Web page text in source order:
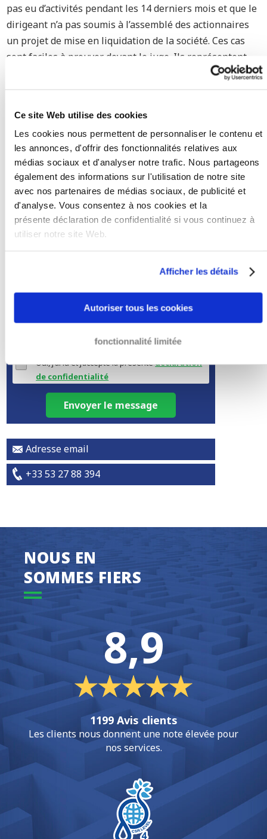
Ce site Web utilise des cookies
Les cookies nous permettent de personnaliser le contenu et
les annonces, d'offrir des fonctionnalités relatives aux
médias sociaux et d'analyser notre trafic. Nous partageons
également des informations sur l'utilisation de notre site
avec nos partenaires de médias sociaux, de publicité et
d'analyse. Vous consentez à nos cookies et la
présente déclaration de confidentialité si vous continuez à
utiliser notre site Web.
Afficher les détails
Autoriser tous les cookies
fonctionnalité limitée
pas eu d’activités pendant les 14 derniers mois et que le
dirigeant n’a pas soumis à l’assemblé des actionnaires
un projet de mise en liquidation de la société. Ces cas
sont faciles à prouver devant le juge. Ils représentent
un pourcentage de plus en plus important dans la
NOTRE AVIS SANS
ENGAGEMENT
Oui, j'ai lu et j’accepte la présentedéclaration
de confidentialité
Envoyer le message
Adresse email
+33 53 27 88 394
NOUS EN
SOMMES FIERS
8,9
1199 Avis clients
Les clients nous donnent une note élevée pour
nos services.